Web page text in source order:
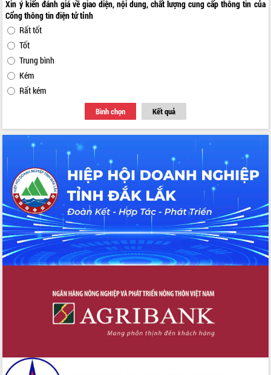
Xin ý kiến đánh giá về giao diện, nội dung, chất lượng cung cấp thông tin của
Cổng thông tin điện tử tỉnh
Rất tốt
Tốt
Trung bình
Kém
Rất kém
Bình chọn Kết quả